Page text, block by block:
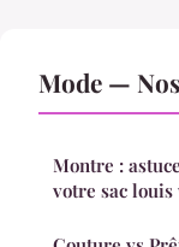
Mode —
Montre :
votre sac